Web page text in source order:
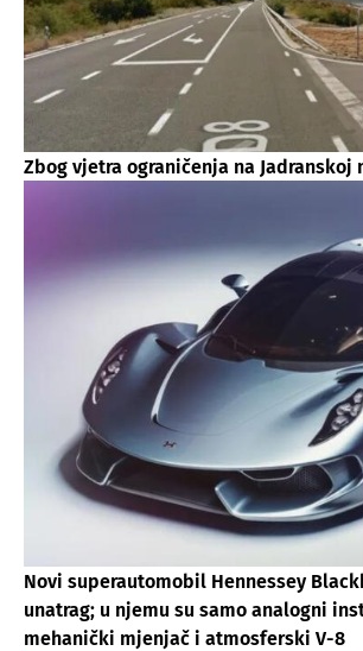
Zbog vjetra ograničenja na Jadranskoj
Novi superautomobil Hennessey
unatrag; u njemu su samo analogni
mehanički mjenjač i atmosferski V-8